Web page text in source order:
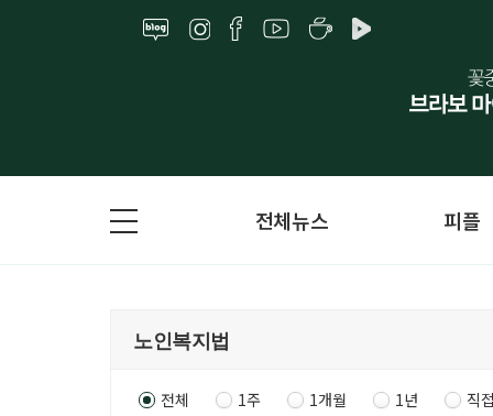
전체뉴스 피플
전체 1주 1개월 1년 직